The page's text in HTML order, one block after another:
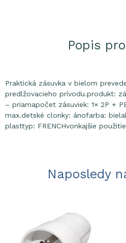
Popis
Praktická zásuvka v bielom
predlžovacieho prívodu.produkt:
– priamapočet zásuviek: 1× 2P +
max.detské clonky: ánofarba:
plasttyp: FRENCHvonkajšie
Naposledy